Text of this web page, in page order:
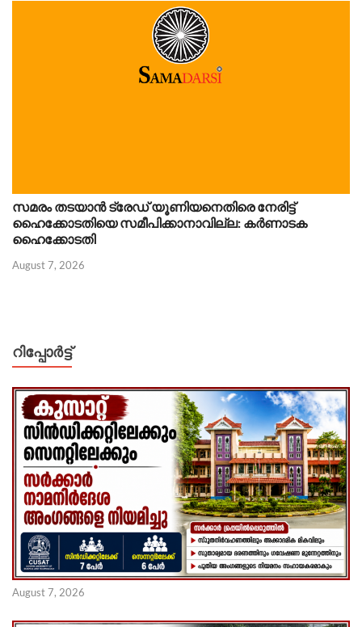
സമരം തടയാൻ ട്രേഡ് യൂണിയനെതിരെ നേരിട്ട്
ഹൈക്കോടതിയെ സമീപിക്കാനാവില്ല: കർണാടക
ഹൈക്കോടതി
August 7, 2026
റിപ്പോര്‍ട്ട്
August 7, 2026